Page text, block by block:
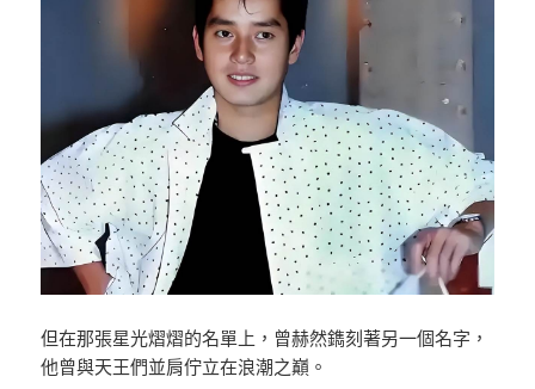
但在那張星光熠熠的名單上，曾赫然鐫刻著另一個名字，
他曾與天王們並肩佇立在浪潮之巔。